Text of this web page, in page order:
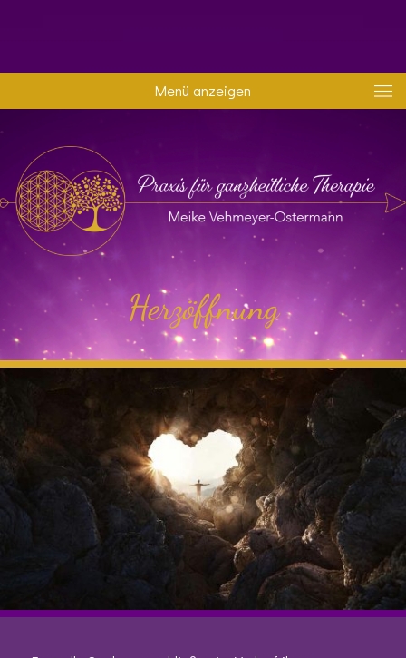
Menü anzeigen
Herzöffnung